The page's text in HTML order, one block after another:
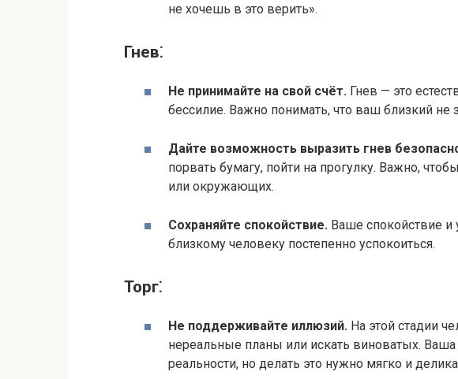
не хочешь в это верить».​
Гнев⁚
Не принимайте на свой счёт.​ Гнев — это
бессилие. Важно понимать, что ваш близкий не
Дайте возможность выразить гнев
порвать бумагу, пойти на прогулку.​ Важно,
или окружающих.
Сохраняйте спокойствие. Ваше спокойствие и
близкому человеку постепенно успокоиться.​
Торг⁚
Не поддерживайте иллюзий.​ На этой стадии
нереальные планы или искать виноватых. Ваша
реальности, но делать это нужно мягко и